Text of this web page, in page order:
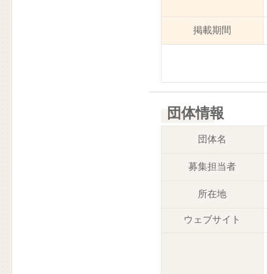
掲載期間
団体情報
団体名
募集担当者
所在地
ウェブサイト